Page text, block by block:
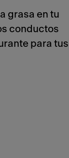
grasa en tu
conductos
para tus